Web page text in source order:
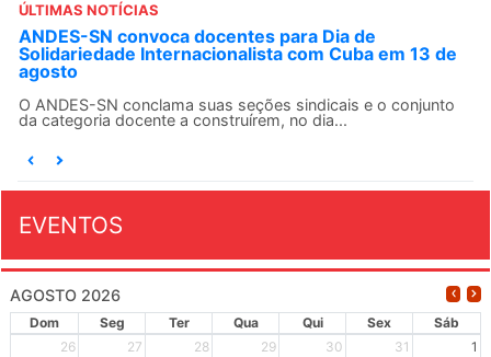
ÚLTIMAS NOTÍCIAS
ANDES-SN convoca docentes para Dia de
Solidariedade Internacionalista com Cuba em 13 de
agosto
O ANDES-SN conclama suas seções sindicais e o conjunto
da categoria docente a construírem, no dia...
EVENTOS
AGOSTO 2026
Dom Seg Ter Qua Qui Sex
Sáb
26
27 28 29 30 31 1